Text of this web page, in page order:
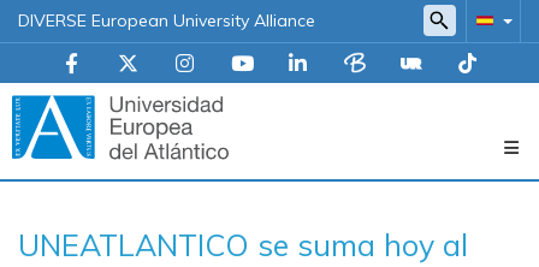
DIVERSE European University Alliance
principal
UNEATLANTICO se suma hoy al